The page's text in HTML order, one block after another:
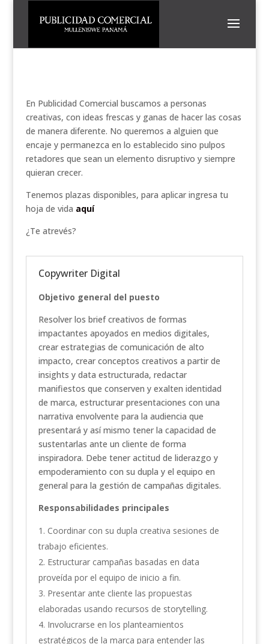
En Publicidad Comercial buscamos a personas
creativas, con ideas frescas y ganas de hacer las cosas
de manera diferente. No queremos a alguien que
encaje y permanezca en lo establecido sino pulpos
retadores que sean un elemento disruptivo y siempre
quieran crecer.
Tenemos plazas disponibles, para aplicar ingresa tu
hoja de vida aquí
¿Te atrevés?
Copywriter Digital
Objetivo general del puesto
Resolver los brief creativos de formas
impactantes apoyados en medios digitales,
crear estrategias de comunicación de alto
impacto, crear conceptos creativos a partir de
insights y data estructurada, redactar
manifiestos que conserven y exalten identidad
de marca, estructurar presentaciones con una
narrativa envolvente para la audiencia que
presentará y así mismo tener la capacidad de
sustentarlas ante un cliente de forma
inspiradora. Debe tener actitud de liderazgo y
empoderamiento con su dupla y el equipo en
general para la gestión de campañas digitales.
Responsabilidades principales
Coordinar con su dupla creativa sesiones de
trabajo eficientes.
Estructurar campañas basadas en data
proveída por el equipo de inicio a fin.
Presentar ante cliente las propuestas
elaboradas usando recursos de storytelling.
Involucrarse en los planteamientos
estratégicos de la marca para entender las